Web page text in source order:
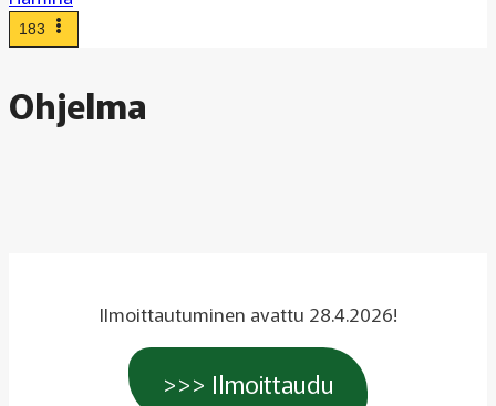
183
Ohjelma
Ilmoittautuminen avattu 28.4.2026!
>>> Ilmoittaudu